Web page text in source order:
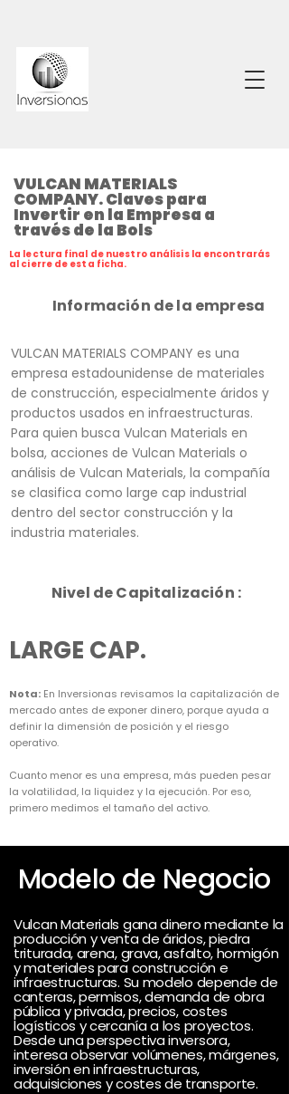
VULCAN MATERIALS
COMPANY. Claves para
Invertir en la Empresa a
través de la Bols
La lectura final de nuestro análisis la encontrarás
al cierre de esta ficha.
Información de la empresa
VULCAN MATERIALS COMPANY es una
empresa estadounidense de materiales
de construcción, especialmente áridos y
productos usados en infraestructuras.
Para quien busca Vulcan Materials en
bolsa, acciones de Vulcan Materials o
análisis de Vulcan Materials, la compañía
se clasifica como large cap industrial
dentro del sector construcción y la
industria materiales.
Nivel de Capitalización :
LARGE CAP.
Nota: En Inversionas revisamos la capitalización de
mercado antes de exponer dinero, porque ayuda a
definir la dimensión de posición y el riesgo
operativo.
Cuanto menor es una empresa, más pueden pesar
la volatilidad, la liquidez y la ejecución. Por eso,
primero medimos el tamaño del activo.
Modelo de Negocio
Vulcan Materials gana dinero mediante la
producción y venta de áridos, piedra
triturada, arena, grava, asfalto, hormigón
y materiales para construcción e
infraestructuras. Su modelo depende de
canteras, permisos, demanda de obra
pública y privada, precios, costes
logísticos y cercanía a los proyectos.
Desde una perspectiva inversora,
interesa observar volúmenes, márgenes,
inversión en infraestructuras,
adquisiciones y costes de transporte.